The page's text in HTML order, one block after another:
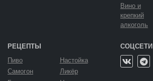
Вино и
крепкий
алкоголь
РЕЦЕПТЫ
Пиво
Самогон
Настойка
Ликёр
СОЦСЕТИ